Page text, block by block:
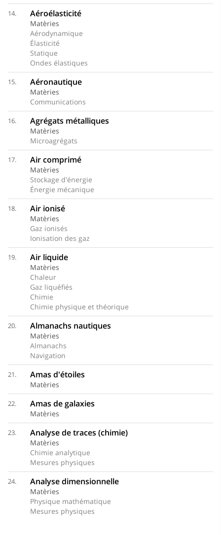
14. Aéroélasticité
Matèries
Aérodynamique
Élasticité
Statique
Ondes élastiques
15. Aéronautique
Matèries
Communications
16. Agrégats métalliques
Matèries
Microagrégats
17. Air comprimé
Matèries
Stockage d'énergie
Énergie mécanique
18. Air ionisé
Matèries
Gaz ionisés
Ionisation des gaz
19. Air liquide
Matèries
Chaleur
Gaz liquéfiés
Chimie
Chimie physique et théorique
20. Almanachs nautiques
Matèries
Almanachs
Navigation
21. Amas d'étoiles
Matèries
22. Amas de galaxies
Matèries
23. Analyse de traces (chimie)
Matèries
Chimie analytique
Mesures physiques
24. Analyse dimensionnelle
Matèries
Physique mathématique
Mesures physiques